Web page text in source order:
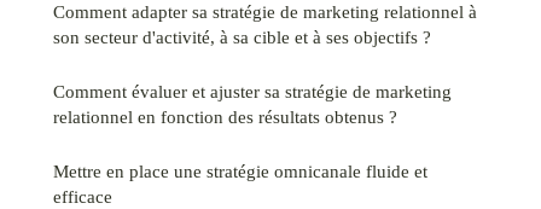
Comment adapter sa stratégie de marketing relationnel à
son secteur d'activité, à sa cible et à ses objectifs ?
Comment évaluer et ajuster sa stratégie de marketing
relationnel en fonction des résultats obtenus ?
Mettre en place une stratégie omnicanale fluide et
efficace